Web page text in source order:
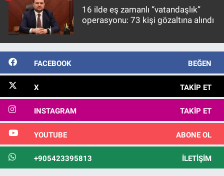
16 ilde eş zamanlı “vatandaşlık”
operasyonu: 73 kişi gözaltına alındı
FACEBOOK BEĞEN
X TAKIP ET
INSTAGRAM TAKIP ET
YOUTUBE ABONE OL
+905423395813 İLETIŞIM